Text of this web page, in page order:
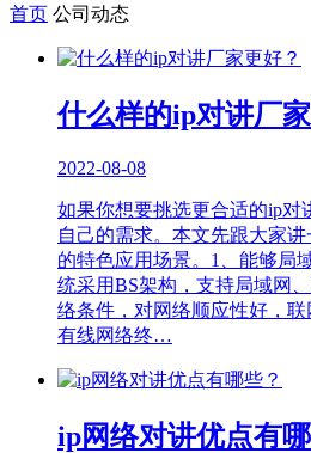
首页 公司动态
什么样的ip对讲厂
2022-08-08
如果你想要挑选更合适的ip对
自己的需求。本文先跟大家
的特色应用场景。1、能够局
统采用BS架构，支持局域网
络条件，对网络顺应性好，联
有线网络终…
ip网络对讲优点有